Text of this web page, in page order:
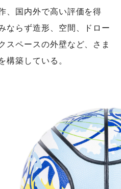
、国内外で高い評価を得
ならず造形、空間、ドロー
スペースの外壁など、さま
構築している。